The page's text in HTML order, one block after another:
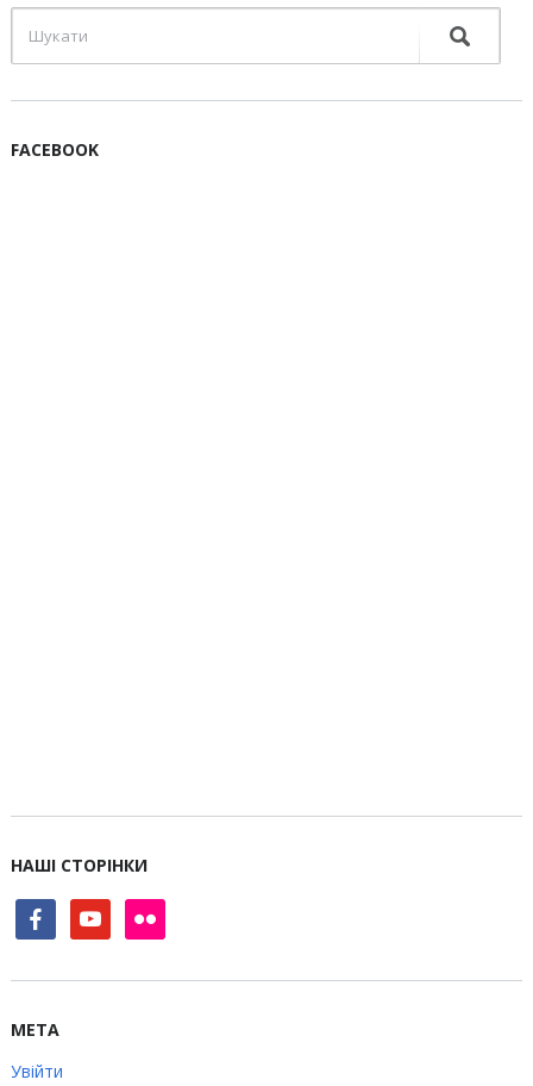
FACEBOOK
НАШІ СТОРІНКИ
facebookyoutube flickr
МЕТА
Увійти